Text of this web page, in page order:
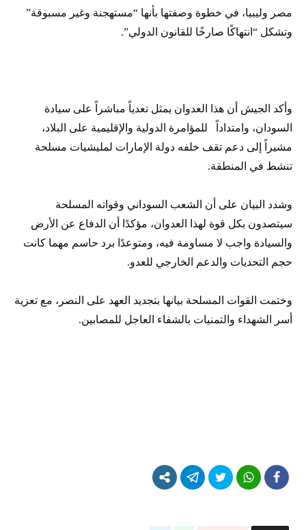
مصر وليبيا، في خطوة وصفتها بأنها “مستهجنة وغير مسبوقة”
وتشكل “انتهاكًا صارخًا للقانون الدولي”.
وأكد الجيش أن هذا العدوان يمثل تعدياً مباشراً على سيادة
السودان، وامتداداً للمؤامرة الدولية والإقليمية على البلاد،
مشيراً إلى دعم تقف خلفه دولة الإمارات لمليشيات مسلحة
تنشط في المنطقة.
وشدد البيان على أن الشعب السوداني وقواته المسلحة
سيتصدون بكل قوة لهذا العدوان، مؤكدًا أن الدفاع عن الأرض
والسيادة واجب لا مساومة فيه، ومتوعدًا برد حاسم مهما كانت
حجم التحديات والدعم الخارجي للعدو.
وختمت القوات المسلحة بيانها بتجديد العهد على النصر، مع تعزية
أسر الشهداء والتمنيات بالشفاء العاجل للمصابين.